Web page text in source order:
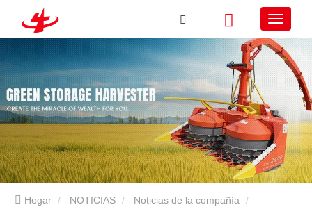
Hogar NOTICIAS Noticias de la compañía